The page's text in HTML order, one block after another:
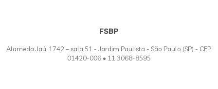
FSBP
Alameda Jaú, 1742 – sala 51 - Jardim Paulista - São Paulo (SP) - CEP:
01420-006 • 11 3068-8595